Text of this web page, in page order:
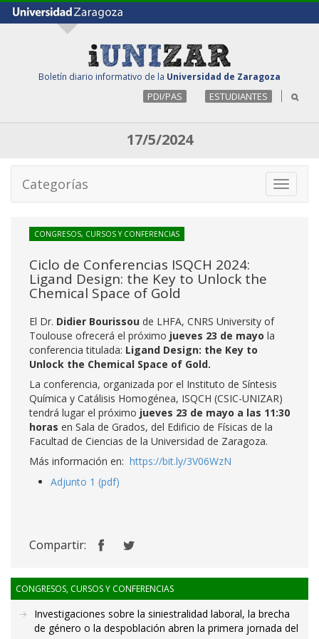
Boletín diario informativo de la Universidad de Zaragoza
PDI/PAS ESTUDIANTES
17/5/2024
Toggle
Categorías
CONGRESOS, CURSOS Y CONFERENCIAS
Ciclo de Conferencias ISQCH 2024:
Ligand Design: the Key to Unlock the
Chemical Space of Gold
El Dr. Didier Bourissou de LHFA, CNRS University of
Toulouse ofrecerá el próximo jueves 23 de mayo la
conferencia titulada: Ligand Design: the Key to
Unlock the Chemical Space of Gold.
La conferencia, organizada por el Instituto de Síntesis
Química y Catálisis Homogénea, ISQCH (CSIC-UNIZAR)
tendrá lugar el próximo jueves 23 de mayo a las 11:30
horas en Sala de Grados, del Edificio de Físicas de la
Facultad de Ciencias de la Universidad de Zaragoza.
Más información en: https://bit.ly/3V06WzN
Adjunto 1 (pdf)
Compartir:
CONGRESOS, CURSOS Y CONFERENCIAS
Investigaciones sobre la siniestralidad laboral, la brecha
de género o la despoblación abren la primera jornada del